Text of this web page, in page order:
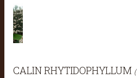
CALIN RHYTIDOPHYLLUM